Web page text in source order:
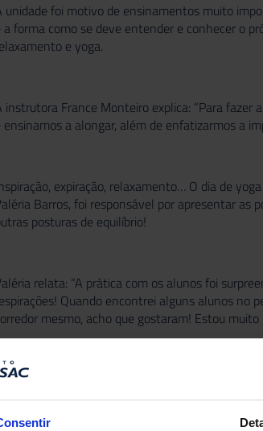
unidade foi motivo de ensinamentos muito
a forma como se deve entender e conhecer o
e yoga.
instrutora France Monteiro explica: “Para fazer
ensinamos a alongar, além de enfatizarmos a
expiração, relaxamento… O dia de
Barros, foi responsável por apresentar as
posturas de equilíbrio!
relata: “A prática com os alunos foi
Quando encontrei alguns alunos no
mesmo, acho que gostaram! Estou